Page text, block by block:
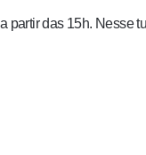
partir das 15h. Nesse